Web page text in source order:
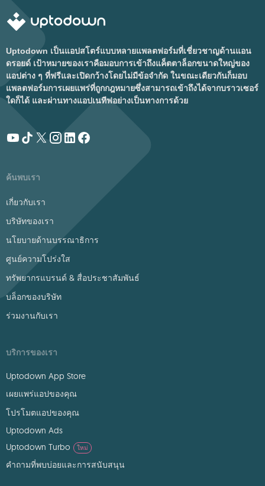
Uptodown เป็นแอปสโตร์แบบหลายแพลตฟอร์มที่เชี่ยวชาญด้านแอน
ดรอยด์ เป้าหมายของเราคือมอบการเข้าถึงแค็ตตาล็อกขนาดใหญ่ของ
แอปต่าง ๆ ที่ฟรีและเปิดกว้างโดยไม่มีข้อจำกัด ในขณะเดียวกันก็มอบ
แพลตฟอร์มการเผยแพร่ที่ถูกกฎหมายซึ่งสามารถเข้าถึงได้จากบราวเซอร์
ใดก็ได้ และผ่านทางแอปเนทีฟอย่างเป็นทางการด้วย
ค้นพบเรา
เกี่ยวกับเรา
บริษัทของเรา
นโยบายด้านบรรณาธิการ
ศูนย์ความโปร่งใส
ทรัพยากรแบรนด์ & สื่อประชาสัมพันธ์
บล็อกของบริษัท
ร่วมงานกับเรา
บริการของเรา
Uptodown App Store
เผยแพร่แอปของคุณ
โปรโมตแอปของคุณ
Uptodown Ads
Uptodown Turbo
ใหม่
คำถามที่พบบ่อยและการสนับสนุน